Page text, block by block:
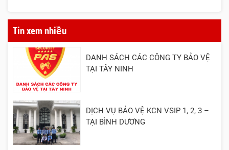
Tin xem nhiều
DANH SÁCH CÁC CÔNG TY BẢO VỆ
TẠI TÂY NINH
DỊCH VỤ BẢO VỆ KCN VSIP 1, 2, 3 –
TẠI BÌNH DƯƠNG